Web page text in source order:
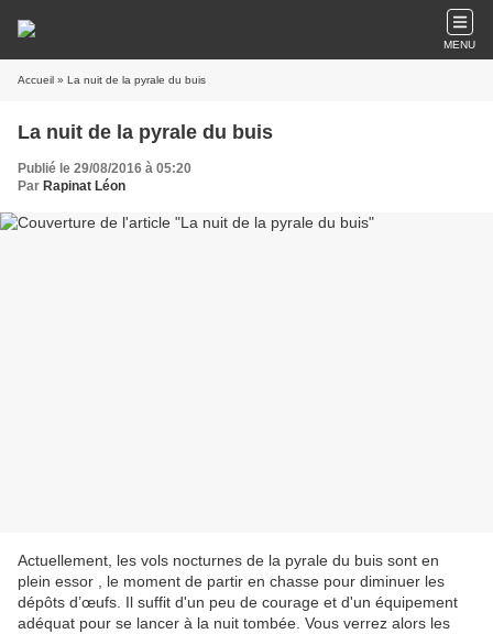
MENU
Accueil » La nuit de la pyrale du buis
La nuit de la pyrale du buis
Publié le 29/08/2016 à 05:20
Par Rapinat Léon
Actuellement, les vols nocturnes de la pyrale du buis sont en
plein essor , le moment de partir en chasse pour diminuer les
dépôts d’œufs. Il suffit d'un peu de courage et d'un équipement
adéquat pour se lancer à la nuit tombée. Vous verrez alors les